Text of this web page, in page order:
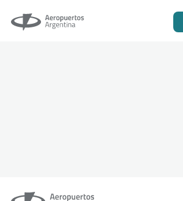
Aeropuertos Argentina